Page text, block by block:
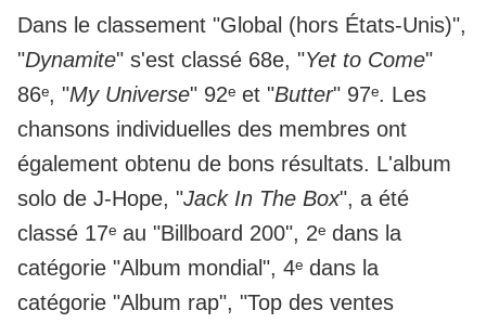
Dans le classement "Global (hors États-Unis)",
"Dynamite" s'est classé 68e, "Yet to Come"
86ᵉ, "My Universe" 92ᵉ et "Butter" 97ᵉ. Les
chansons individuelles des membres ont
également obtenu de bons résultats. L'album
solo de J-Hope, "Jack In The Box", a été
classé 17ᵉ au "Billboard 200", 2ᵉ dans la
catégorie "Album mondial", 4ᵉ dans la
catégorie "Album rap", "Top des ventes